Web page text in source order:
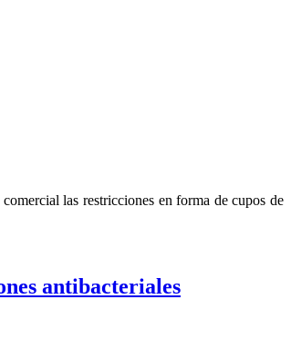
las restricciones en forma de cupos de
antibacteriales